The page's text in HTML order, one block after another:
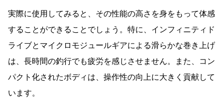
実際に使用してみると、その性能の高さを身をもって体感
することができることでしょう。特に、インフィニティド
ライブとマイクロモジュールギアによる滑らかな巻き上げ
は、長時間の釣行でも疲労を感じさせません。また、コン
パクト化されたボディは、操作性の向上に大きく貢献して
います。